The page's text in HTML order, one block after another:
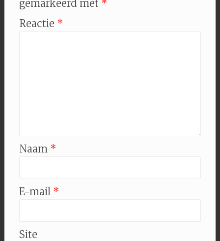
gemarkeerd met *
Reactie *
Naam *
E-mail *
Site